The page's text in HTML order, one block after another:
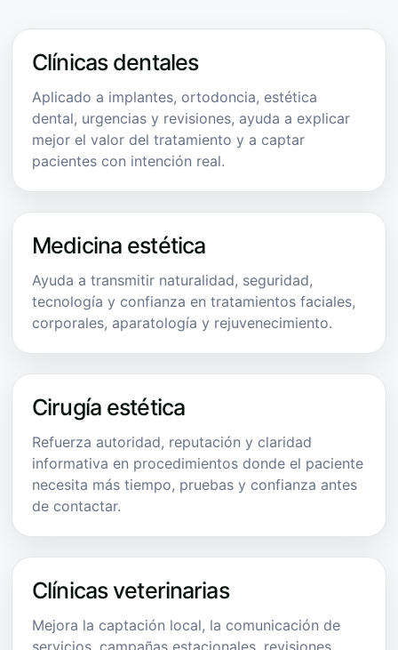
Clínicas dentales
Aplicado a implantes, ortodoncia, estética
dental, urgencias y revisiones, ayuda a explicar
mejor el valor del tratamiento y a captar
pacientes con intención real.
Medicina estética
Ayuda a transmitir naturalidad, seguridad,
tecnología y confianza en tratamientos faciales,
corporales, aparatología y rejuvenecimiento.
Cirugía estética
Refuerza autoridad, reputación y claridad
informativa en procedimientos donde el paciente
necesita más tiempo, pruebas y confianza antes
de contactar.
Clínicas veterinarias
Mejora la captación local, la comunicación de
servicios, campañas estacionales, revisiones,